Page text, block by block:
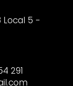
Local 5 -
291